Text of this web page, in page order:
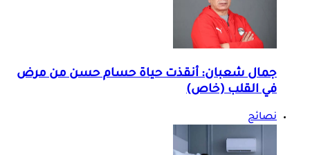
جمال شعبان: أنقذت حياة حسام حسن من مرض
في القلب (خاص)
نصائح